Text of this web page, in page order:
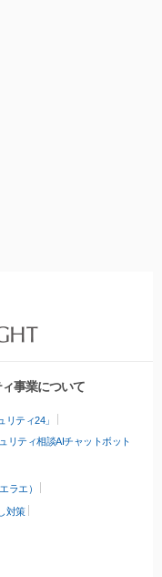
事業について
ティ24」
リティ相談AIチャットボット
ラエ）
対策